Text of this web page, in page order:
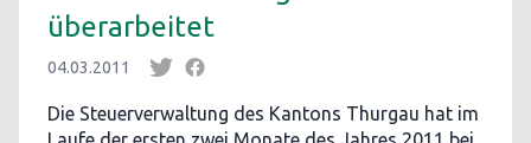
überarbeitet
04.03.2011
Die Steuerverwaltung des Kantons Thurgau hat im